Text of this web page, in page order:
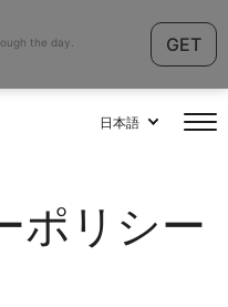
the day. GET
日本語
ポリシー